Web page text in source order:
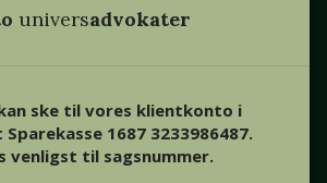
universadvokater
ske til vores klientkonto i
1687 3233986487.
venligst til sagsnummer.